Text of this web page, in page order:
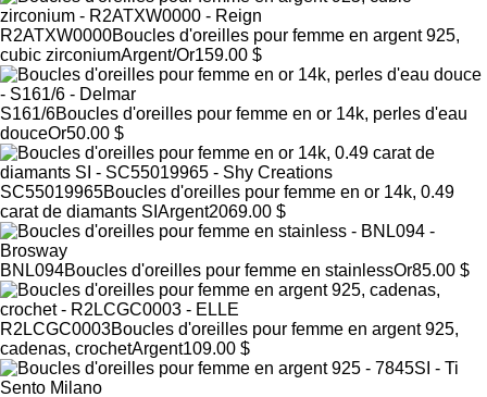
R2ATXW0000Boucles d'oreilles pour femme en argent 925,
cubic zirconiumArgent/Or159.00 $
S161/6Boucles d'oreilles pour femme en or 14k, perles d'eau
douceOr50.00 $
SC55019965Boucles d'oreilles pour femme en or 14k, 0.49
carat de diamants SI Argent2069.00 $
BNL094Boucles d'oreilles pour femme en stainlessOr85.00 $
R2LCGC0003Boucles d'oreilles pour femme en argent 925,
cadenas, crochetArgent109.00 $